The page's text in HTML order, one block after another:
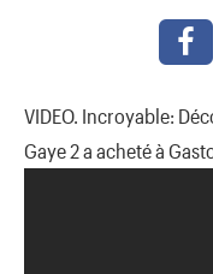
VIDEO. Incroyable:
Gaye 2 a acheté à